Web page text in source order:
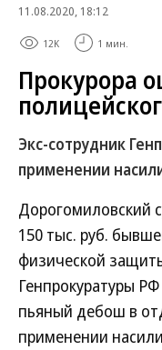
11.08.2020, 18:12
12K 1 мин.
Прокурора
Экс-сотрудник
применении
Дорогомиловский
150 тыс. руб.
физической
Генпрокуратуры
пьяный дебош в
применении